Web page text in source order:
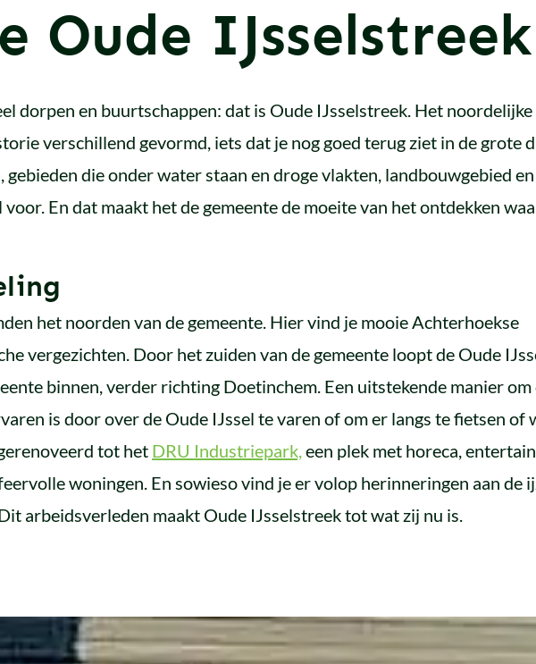
Oude IJsselstreek
dorpen en buurtschappen: dat is Oude IJsselstreek. Het
verschillend gevormd, iets dat je nog goed terug ziet in de grote
die onder water staan en droge vlakten, landbouwgebied
En dat maakt het de gemeente de moeite van het ontdekken
het noorden van de gemeente. Hier vind je mooie Achterhoekse
vergezichten. Door het zuiden van de gemeente loopt de Oude
binnen, verder richting Doetinchem. Een uitstekende manier
is door over de Oude IJssel te varen of om er langs te fietsen of
tot het DRU Industriepark,een plek met horeca,
woningen. En sowieso vind je er volop herinneringen aan de
arbeidsverleden maakt Oude IJsselstreek tot wat zij nu is.